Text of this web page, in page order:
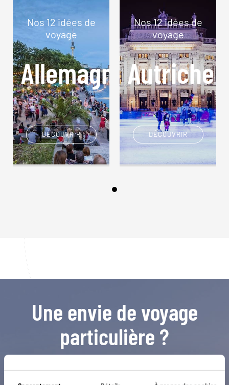
Nos 12 idées de
voyage
Allemagne
DÉCOUVRIR
Nos 12 idées de
voyage
Autriche
DÉCOUVRIR
Une envie de voyage
particulière ?